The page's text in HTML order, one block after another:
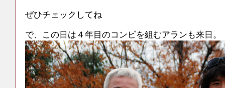
ぜひチェックしてね
で、この日は４年目のコンビを組むアランも来日。